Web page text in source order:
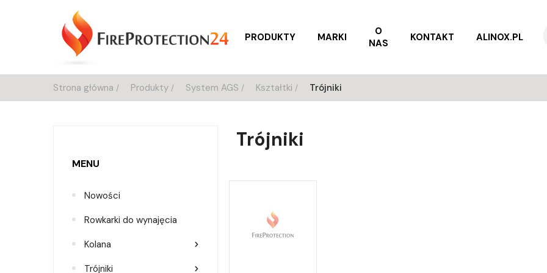
PRODUKTY MARKI
O
NAS
KONTAKT ALINOX.PL
Strona główna Produkty System AGS Kształtki Trójniki
MENU
Nowości
Rowkarki do wynajęcia
Kolana
Trójniki
Trójniki